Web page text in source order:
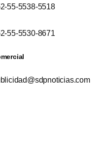
55-5538-5518
55-5530-8671